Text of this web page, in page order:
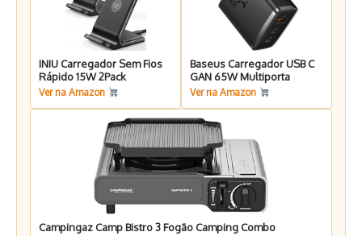
INIU Carregador Sem Fios
Rápido 15W 2Pack
Ver na Amazon
Baseus Carregador USB C
GAN 65W Multiporta
Ver na Amazon
Campingaz Camp Bistro 3 Fogão Camping Combo